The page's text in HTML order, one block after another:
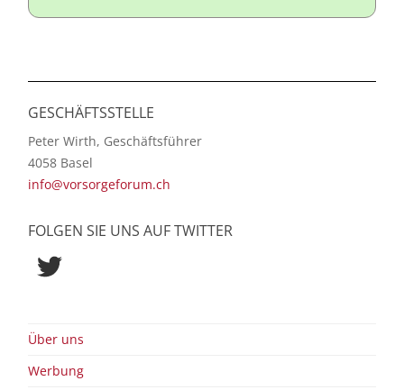
GESCHÄFTSSTELLE
Peter Wirth, Geschäftsführer
4058 Basel
info@vorsorgeforum.ch
FOLGEN SIE UNS AUF TWITTER
Über uns
Werbung